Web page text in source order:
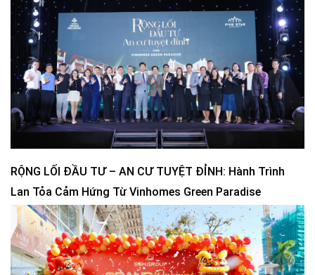
RỘNG LỐI ĐẦU TƯ – AN CƯ TUYỆT ĐỈNH: Hành Trình
Lan Tỏa Cảm Hứng Từ Vinhomes Green Paradise